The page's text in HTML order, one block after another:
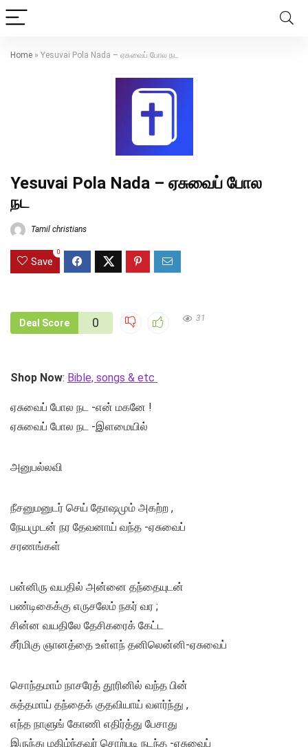
Home » Yesuvai Pola Nada – ஏசுவைப் போல நட
Yesuvai Pola Nada – ஏசுவைப் போல
நட
Tamil christians
Save
0
Deal Score 0 31
Shop Now: Bible, songs & etc
ஏசுவைப் போல நட -என் மகனே !
ஏசுவைப் போல நட -இளமையில்
அனுபல்லவி
நீசனுமனுடர் செய் தோஷமும் அகற்ற ,
நேயமுடன் நர தேவனாய் வந்த -ஏசுவைப்
சரணங்கள்
பன்னிரு வயதில் அன்னை தந்தையுடன்
பண்டிகைக்கு எருசலேம் நகர் வர ;
சின்ன வயதிலே தேசிகரைக் கேட்ட
சீர்மிகு ஞானத்தை உள்ளந் தனிலென்னி-ஏசுவைப்
சொந்தமாம் நாசரேத் தூரினில் வந்த பின்
சுத்தமாய் தந்தைக் குதவியாய் வளர்ந்து ,
எந்த நாளுங் கோணி எதிர்த்து பேசாது
இருந்து மகிழ்ந்தவர் சொற்படி நடந்த -ஏசுவைப்